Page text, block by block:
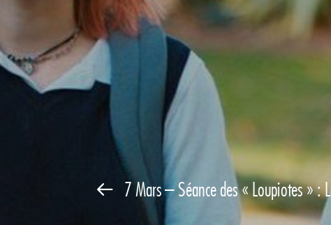
7 Mars – Séance des « Loupiotes » :